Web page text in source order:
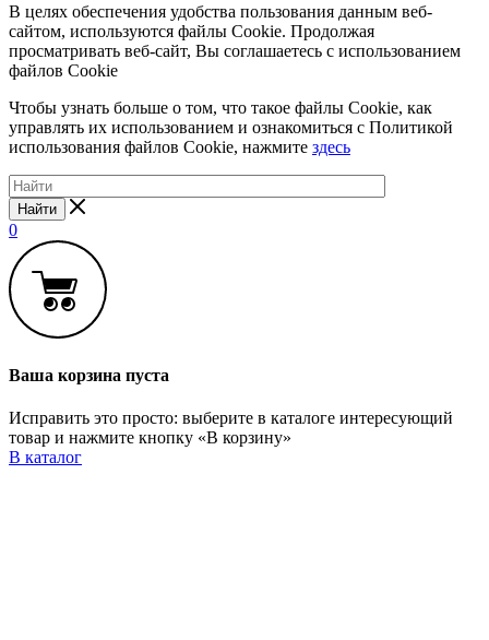
В целях обеспечения удобства пользования данным веб-
сайтом, используются файлы Cookie. Продолжая
просматривать веб-сайт, Вы соглашаетесь с использованием
файлов Cookie
Чтобы узнать больше о том, что такое файлы Cookie, как
управлять их использованием и ознакомиться с Политикой
использования файлов Cookie, нажмите здесь
Найти
0
Ваша корзина пуста
Исправить это просто: выберите в каталоге интересующий
товар и нажмите кнопку «В корзину»
В каталог